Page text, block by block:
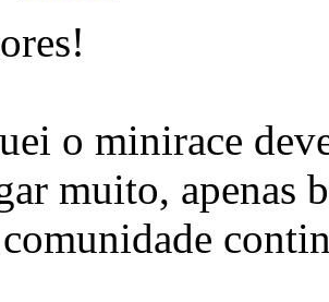
o minirace
muito, apenas